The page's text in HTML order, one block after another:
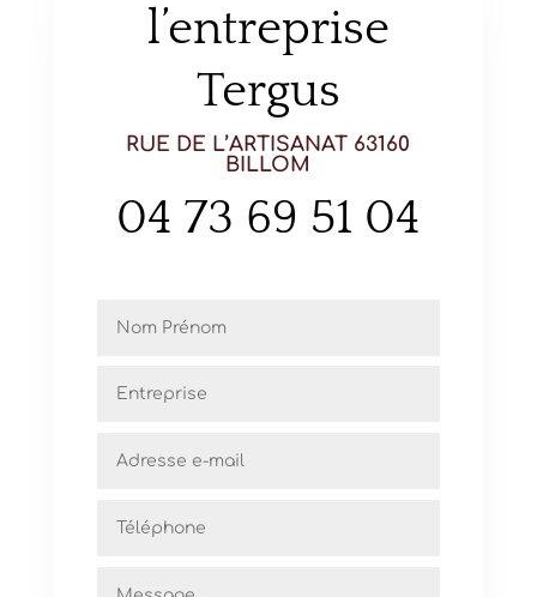
l’entreprise
Tergus
RUE DE L’ARTISANAT 63160
BILLOM
04 73 69 51 04